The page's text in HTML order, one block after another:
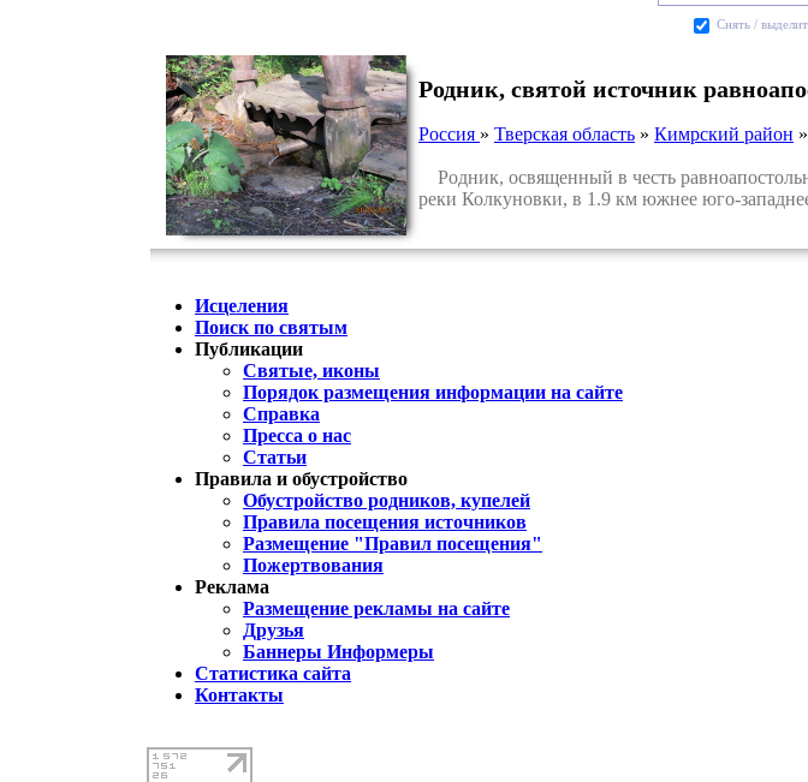
Cнять /
Родник, святой источник
Россия » Тверская область » Кимрский район »
Родник, освященный в честь
реки Колкуновки, в 1.9 км южнее юго-
Исцеления
Поиск по святым
Публикации
Святые, иконы
Порядок размещения информации на сайте
Справка
Пресса о нас
Статьи
Правила и обустройство
Обустройство родников, купелей
Правила посещения источников
Размещение "Правил посещения"
Пожертвования
Реклама
Размещение рекламы на сайте
Друзья
Баннеры Информеры
Статистика сайта
Контакты